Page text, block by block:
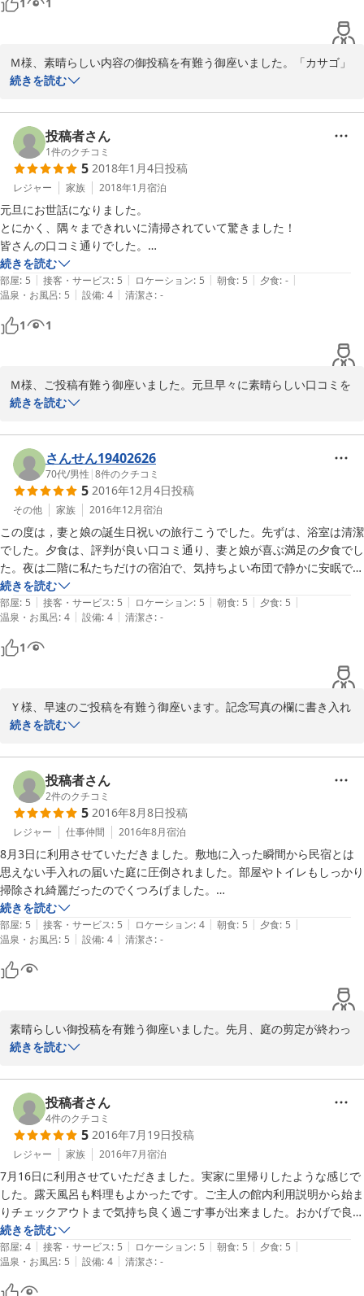
ので何とか食べきることができました。
お風呂は、露天風呂を利用させていただきましたが、岩風呂で広さも二
人では十分過ぎるほどの広さもあり、ゆっくりと入らせていただきまし
た。
次は孫でも連れて、またお父さんとお母さんに会いに伺いたいと思いま
Ｍ様、素晴らしい内容の御投稿を有難う御座いました。「カサゴ」
の唐揚げは皆様に好評を博しておりますが私が「焼酎」片手に台所
我々も夏の繁忙期も終わり今日から「夏休み」です。来年はお孫さ
んと一緒の御来訪をお待ちして居ります。
2018-09-02
続きを読む
投稿者さん
1件のクチコミ
5 2018年1月4日投稿
レジャー 家族 2018年1月宿泊
元旦にお世話になりました。
とにかく、隅々まできれいに清掃されていて驚きました！
皆さんの口コミ通りでした。
寝具なども清潔感があり、とても快適に過ごせました。
露天風呂は岩風呂で趣があり、夜空を眺めながらゆっくりとつかること
ができ長旅の疲れもとれました。
朝食は品数、ボリュームともにたっぷりの和定食でおいしかったです。
そして、なんといってもご主人とおかみさんの人柄が素敵です。
教えていただいた海岸も素敵な場所で、本当に泊まって良かったー。良
い一年になりそうです。
また、ぜひ伺いたいと思います。
続きを読む
部屋: 5 | 接客・サービス: 5 | ロケーション: 5 | 朝食: 5 | 夕食: - |
温泉・お風呂: 5 | 設備: 4 | 清潔さ: -
1 1
Ｍ様、ご投稿有難う御座いました。元旦早々に素晴らしい口コミを
戴きまして、向う１年間、皆様のご期待に副う「民宿作り」に邁進
為、未だ力仕事が思うに任せず「夕食」がお出しできませんが春頃
には全快するでしょうから、又遊びにお越し下さい。「浴衣」や
「ドライヤー」は玄関先に置いてありましたが言葉が足りず失礼致
しました!(^^)!
2018-01-06
続きを読む
さんせん19402626
70代/男性 |8件のクチコミ
5 2016年12月4日投稿
その他 家族 2016年12月宿泊
この度は，妻と娘の誕生日祝いの旅行こうでした。先ずは、浴室は清潔
でした。夕食は、評判が良い口コミ通り、妻と娘が喜ぶ満足の夕食でし
た。夜は二階に私たちだけの宿泊で、気持ちよい布団で静かに安眠でき
ました。朝食は、アジの干物、ひじき煮を美味しくいただきました。お
庭の手入れが行き届いてきれいでした。貴民宿のご発展を祈ります。
続きを読む
部屋: 5 | 接客・サービス: 5 | ロケーション: 5 | 朝食: 5 | 夕食: 5 |
温泉・お風呂: 4 | 設備: 4 | 清潔さ: -
1
Ｙ様、早速のご投稿を有難う御座います。記念写真の欄に書き入れ
ました様に料理から民宿全体の雰囲気まで満足なされたご様子で
期待しております(*^-^*)。
2016-12-05
続きを読む
投稿者さん
2件のクチコミ
5 2016年8月8日投稿
レジャー 仕事仲間 2016年8月宿泊
8月3日に利用させていただきました。敷地に入った瞬間から民宿とは
思えない手入れの届いた庭に圧倒されました。部屋やトイレもしっかり
掃除され綺麗だったのでくつろげました。
料理は美味しくボリューム満点で食べきれない程だし、露天風呂の雰囲
気も良く、貸切なので仲間内で気兼ねなく入れて良かったです。また機
会があったらぜひ利用したいです。
続きを読む
部屋: 5 | 接客・サービス: 5 | ロケーション: 4 | 朝食: 5 | 夕食: 5 |
温泉・お風呂: 5 | 設備: 4 | 清潔さ: -
素晴らしい御投稿を有難う御座いました。先月、庭の剪定が終わっ
たばかりでしたので「竹虎」自慢の黒松が一層、目に付いた事と思
定料の捻出に悩まされております!(^^)!。露天風呂もお気に召して下
さった御様子ですので又、皆様で（6名様？）お気軽にお越し下さ
い。
2016-08-08
続きを読む
投稿者さん
4件のクチコミ
5 2016年7月19日投稿
レジャー 家族 2016年7月宿泊
7月16日に利用させていただきました。実家に里帰りしたような感じで
した。露天風呂も料理もよかったです。ご主人の館内利用説明から始ま
りチェックアウトまで気持ち良く過ごす事が出来ました。おかげで良い
旅となりました。いろいろと有難う御座いました。帰宅後に子供がモン
ダミンの話をおもしろおかしく言っていました。それもまた良い思い出
となりましたよ・・・また利用させて下さい。
続きを読む
部屋: 4 | 接客・サービス: 5 | ロケーション: 5 | 朝食: 5 | 夕食: 5 |
温泉・お風呂: 5 | 設備: 4 | 清潔さ: -